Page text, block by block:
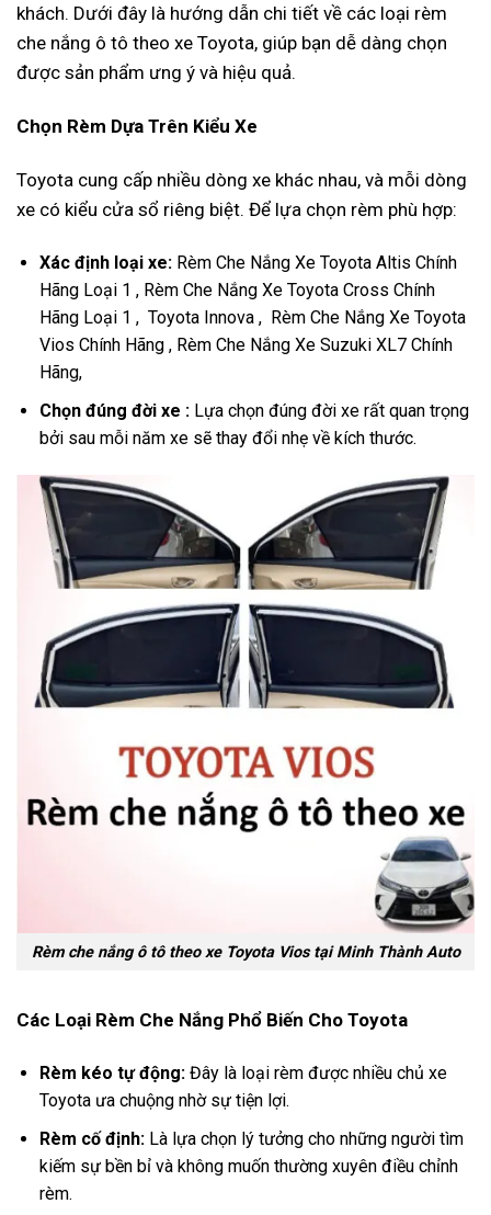
khách. Dưới đây là hướng dẫn chi tiết về các loại rèm
che nắng ô tô theo xe Toyota, giúp bạn dễ dàng chọn
được sản phẩm ưng ý và hiệu quả.
Chọn Rèm Dựa Trên Kiểu Xe
Toyota cung cấp nhiều dòng xe khác nhau, và mỗi dòng
xe có kiểu cửa sổ riêng biệt. Để lựa chọn rèm phù hợp:
Xác định loại xe: Rèm Che Nắng Xe Toyota Altis Chính
Hãng Loại 1 , Rèm Che Nắng Xe Toyota Cross Chính
Hãng Loại 1 , Toyota Innova, Rèm Che Nắng Xe Toyota
Vios Chính Hãng, Rèm Che Nắng Xe Suzuki XL7 Chính
Hãng,
Chọn đúng đời xe : Lựa chọn đúng đời xe rất quan trọng
bởi sau mỗi năm xe sẽ thay đổi nhẹ về kích thước.
Rèm che nắng ô tô theo xe Toyota Vios tại Minh Thành Auto
Các Loại Rèm Che Nắng Phổ Biến Cho Toyota
Rèm kéo tự động:Đây là loại rèm được nhiều chủ xe
Toyota ưa chuộng nhờ sự tiện lợi.
Rèm cố định:Là lựa chọn lý tưởng cho những người tìm
kiếm sự bền bỉ và không muốn thường xuyên điều chỉnh
rèm.